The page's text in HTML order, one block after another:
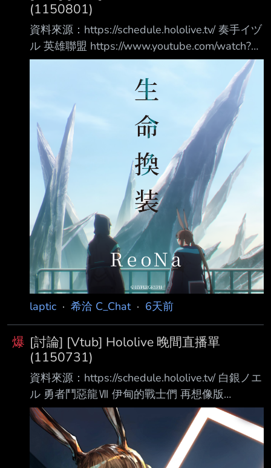
(1150801)
資料來源：https://schedule.hololive.tv/ 奏手イヅ
ル 英雄聯盟 https://www.youtube.com/watch?
v=mw8XV1P8l6w 預告實況 07:00 ReGLOSS總
台 電台體操時間（首播節目）
https://www.youtube.com/watch?
v=5VaKS2rSDgM 08:00 森美聲 美國卡車模擬
器：德克薩斯篇
https://www.youtube.com/watch?
v=J3G4zr8LyFs 09:00 Baelz Hololiv
laptic · 希洽 C_Chat· 6天前
爆 [討論] [Vtub] Hololive 晚間直播單
(1150731)
資料來源：https://schedule.hololive.tv/ 白銀ノエ
ル 勇者鬥惡龍Ⅶ 伊甸的戰士們 再想像版
https://www.youtube.com/watch?v=zttjhBQtjL0
夜十神封魔 斯普拉遁 塗擊隊
https://www.youtube.com/watch?
v=u6yHpyhHLgU 綺綺羅羅薇薇 Hololive